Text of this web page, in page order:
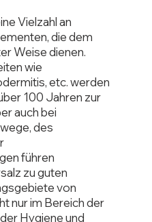
Vielzahl an
die dem
Weise dienen.
wie
etc. werden
100 Jahren zur
auch bei
des
führen
zu guten
von
nur im Bereich der
Hygiene und